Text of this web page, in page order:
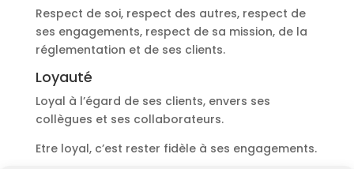
Respect de soi, respect des autres, respect de
ses engagements, respect de sa mission, de la
réglementation et de ses clients.
Loyauté
Loyal à l’égard de ses clients, envers ses
collègues et ses collaborateurs.
Etre loyal, c’est rester fidèle à ses engagements.